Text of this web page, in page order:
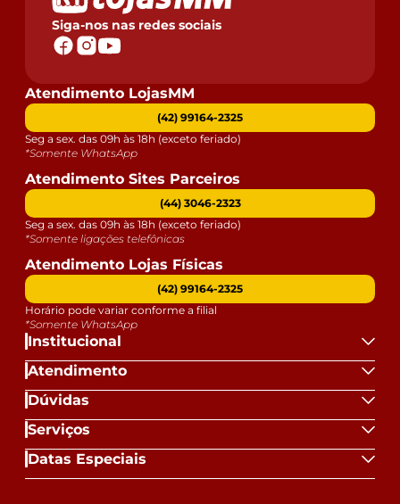
Siga-nos nas redes sociais
Institucional
Atendimento
Dúvidas
Serviços
Datas Especiais
Atendimento LojasMM
(42) 99164-2325
Seg a sex. das 09h às 18h (exceto feriado)
*Somente WhatsApp
Atendimento Sites Parceiros
(44) 3046-2323
Seg a sex. das 09h às 18h (exceto feriado)
*Somente ligações telefônicas
Atendimento Lojas Físicas
(42) 99164-2325
Horário pode variar conforme a filial
*Somente WhatsApp